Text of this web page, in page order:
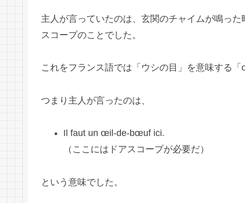
主人が言っていたのは、玄関のチャイムが鳴っ
スコープのことでした。
これをフランス語では「ウシの目」を意味する
つまり主人が言ったのは、
Il faut un œil-de-bœuf ici.
（ここにはドアスコープが必要だ）
という意味でした。